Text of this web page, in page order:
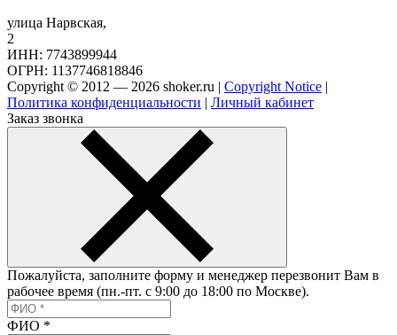
улица Нарвская,
2
ИНН: 7743899944
ОГРН: 1137746818846
Copyright © 2012 — 2026 shoker.ru | Copyright Notice |
Политика конфиденциальности | Личный кабинет
Заказ звонка
Пожалуйста, заполните форму и менеджер перезвонит Вам в
рабочее время (пн.-пт. с 9:00 до 18:00 по Москве).
ФИО *